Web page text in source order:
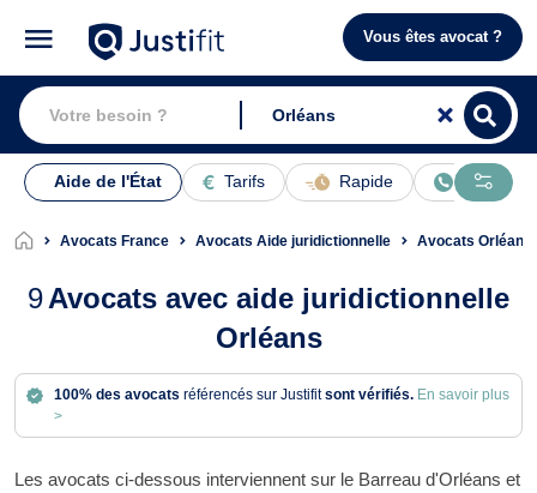
Vous êtes avocat ?
Aide de l'État Tarifs Rapide En ligne
Avocats France Avocats Aide juridictionnelle Avocats Orléans
9Avocats avec aide juridictionnelle
Orléans
100% des avocats référencés sur Justifitsont vérifiés. En savoir plus
>
Les avocats ci-dessous interviennent sur le Barreau d'Orléans et